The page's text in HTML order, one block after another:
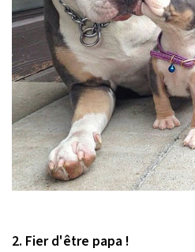
2. Fier d'être papa !